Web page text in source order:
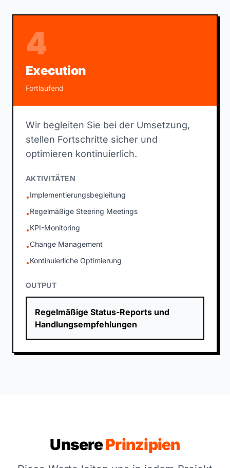
4
Execution
Fortlaufend
Wir begleiten Sie bei der Umsetzung,
stellen Fortschritte sicher und
optimieren kontinuierlich.
AKTIVITÄTEN
•Implementierungsbegleitung
•Regelmäßige Steering Meetings
•KPI-Monitoring
•Change Management
•Kontinuierliche Optimierung
OUTPUT
Regelmäßige Status-Reports und
Handlungsempfehlungen
UnserePrinzipien